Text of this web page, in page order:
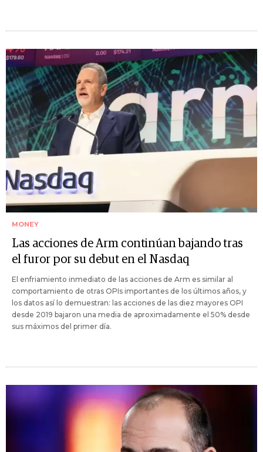
MONEY
Las acciones de Arm continúan bajando tras
el furor por su debut en el Nasdaq
El enfriamiento inmediato de las acciones de Arm es similar al
comportamiento de otras OPIs importantes de los últimos años, y
los datos así lo demuestran: las acciones de las diez mayores OPI
desde 2019 bajaron una media de aproximadamente el 50% desde
sus máximos del primer día.